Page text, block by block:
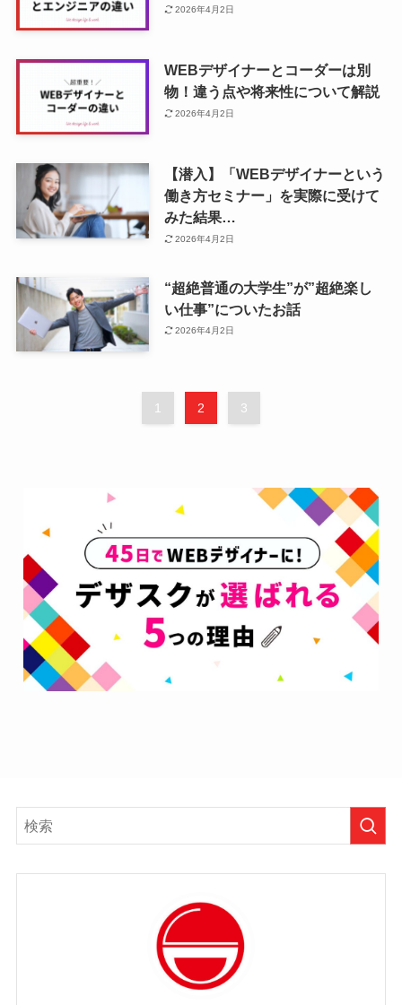
2026年4月2日
WEBデザイナーとコーダーは別
物！違う点や将来性について解説
2026年4月2日
【潜入】「WEBデザイナーという
働き方セミナー」を実際に受けて
みた結果…
2026年4月2日
“超絶普通の大学生”が”超絶楽し
い仕事”についたお話
2026年4月2日
1 2 3